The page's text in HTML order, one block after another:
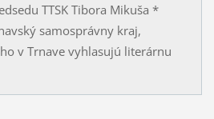
TTSK Tibora Mikuša *
samosprávny kraj,
v Trnave vyhlasujú literárnu